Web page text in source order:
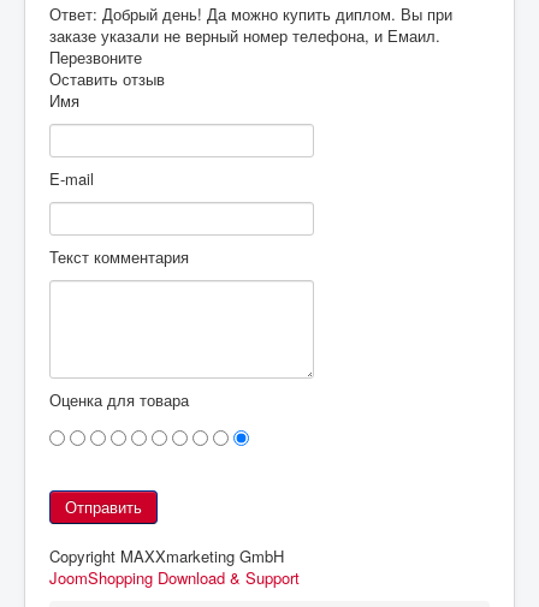
Ответ: Добрый день! Да можно купить диплом. Вы при
заказе указали не верный номер телефона, и Емаил.
Перезвоните
Оставить отзыв
Имя
E-mail
Текст комментария
Оценка для товара
Copyright MAXXmarketing GmbH
JoomShopping Download & Support